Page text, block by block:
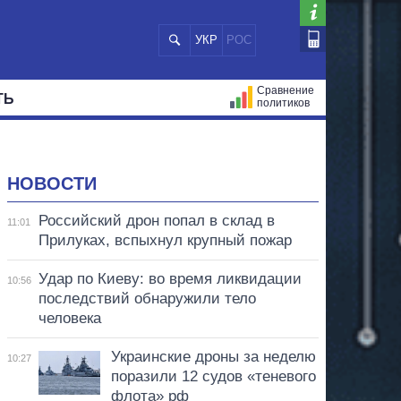
УКР РОС
Сравнение
политиков
НОВОСТИ
11:01
Российский дрон попал в склад в
Прилуках, вспыхнул крупный пожар
10:56
Удар по Киеву: во время ликвидации
последствий обнаружили тело
человека
10:27
Украинские дроны за неделю
поразили 12 судов «теневого
флота» рф